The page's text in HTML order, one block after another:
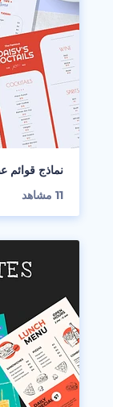
نماذج قوائم
11 مشاهد